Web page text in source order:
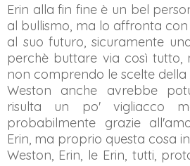
Erin alla fin fine è un bel
al bullismo, ma lo affronta
al suo futuro, sicuramente
perchè buttare via così tutto,
non comprendo le scelte della
Weston anche avrebbe
risulta un po' vigliacco
probabilmente grazie
Erin, ma proprio questa cosa
Weston, Erin, le Erin, tutti,